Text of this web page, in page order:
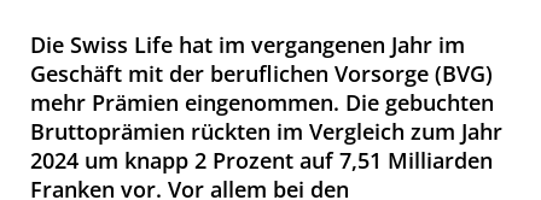
Die Swiss Life hat im vergangenen Jahr im
Geschäft mit der beruflichen Vorsorge (BVG)
mehr Prämien eingenommen. Die gebuchten
Bruttoprämien rückten im Vergleich zum Jahr
2024 um knapp 2 Prozent auf 7,51 Milliarden
Franken vor. Vor allem bei den